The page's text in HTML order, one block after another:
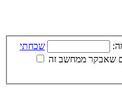
שכחתי
שאבקר ממחשב זה